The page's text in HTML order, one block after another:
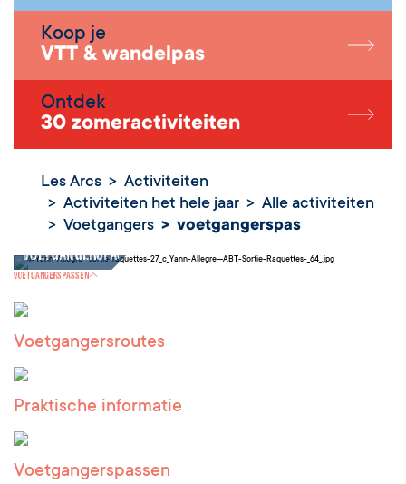
Koop je
VTT & wandelpas
Ontdek
30 zomeractiviteiten
Les Arcs
Activiteiten
Activiteiten het hele jaar
Alle activiteiten
Voetgangers
voetgangerspas
voetgangerspas
Voetgangerspassen
Voetgangersroutes
Praktische informatie
Voetgangerspassen